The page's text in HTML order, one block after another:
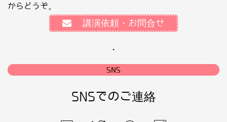
からどうぞ。
講演依頼・お問合せ
・
SNS
SNSでのご連絡